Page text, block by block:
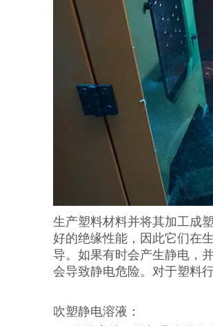
生产塑料材料并将其加工成
好的绝缘性能，因此它们在
导。如果有时会产生静电，
会导致静电危险。对于塑料
吹塑静电溶液：